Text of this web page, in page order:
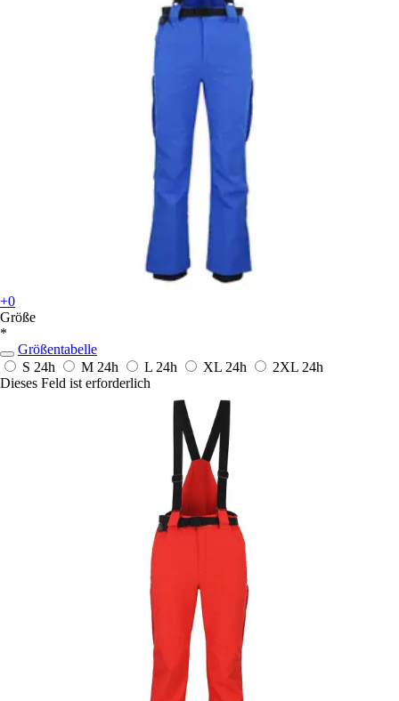
+0
Größe
*
Größentabelle
S 24h M 24h L 24h XL 24h 2XL 24h
Dieses Feld ist erforderlich